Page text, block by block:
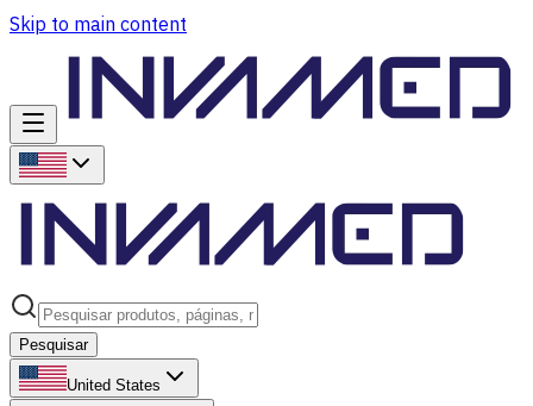
Skip to main content
Pesquisar
United States